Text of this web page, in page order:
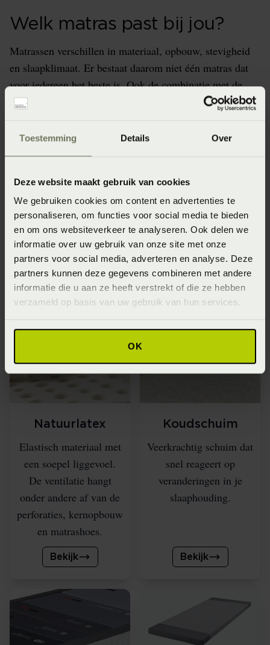
Toestemming Details Over
Deze website maakt gebruik van cookies
We gebruiken cookies om content en advertenties te
personaliseren, om functies voor social media te bieden
en om ons websiteverkeer te analyseren. Ook delen we
informatie over uw gebruik van onze site met onze
partners voor social media, adverteren en analyse. Deze
partners kunnen deze gegevens combineren met andere
informatie die u aan ze heeft verstrekt of die ze hebben
verzameld op basis van uw gebruik van hun services.
OK
Welk matras past bij jou?
Matrassen verschillen in materiaal, opbouw, stevigheid
en slaapklimaat. Er bestaat daarom niet één matras dat
voor iedereen het beste is. Ook de combinatie met de
bedbodem en het hoofdkussen beïnvloedt het
Onze ligexperts helpen je de verschillende
mogelijkheden te vergelijken en een beter onderbouwde
keuze te maken.
Adviseer mij
Verschillende typen
Natuurlatex
Elastisch materiaal met
een soepel liggevoel.
De ventilatie hangt
onder andere af van de
perforaties, kernopbouw
en matrashoes.
Bekijk
Koudschuim
Veerkrachtig schuim dat
snel reageert op
veranderingen in je
slaaphouding.
Bekijk